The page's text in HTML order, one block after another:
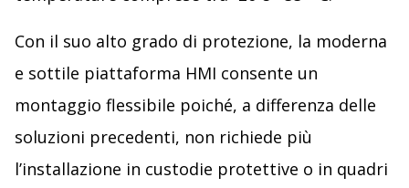
Con il suo alto grado di protezione, la moderna
e sottile piattaforma HMI consente un
montaggio flessibile poiché, a differenza delle
soluzioni precedenti, non richiede più
l’installazione in custodie protettive o in quadri